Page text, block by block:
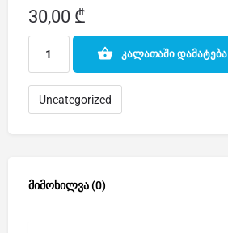
30,00 ₾
კალათაში დამატება
Uncategorized
მიმოხილვა (0)